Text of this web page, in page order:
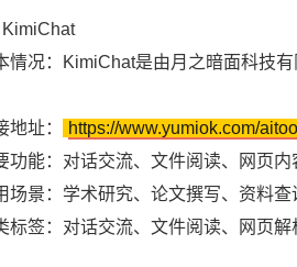
情况：KimiChat是由月之暗面科技
地址：
https://www.yumiok.com/
功能：对话交流、文件阅读、网页内
场景：学术研究、论文撰写、资料查
标签：对话交流、文件阅读、网页解